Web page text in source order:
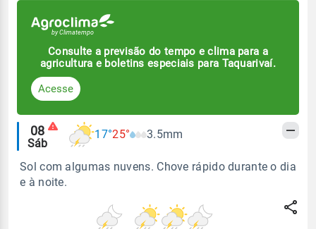
Consulte a previsão do tempo e clima para a
agricultura e boletins especiais para Taquarivaí.
Acesse
Alertas
meteorológicos
08
Sáb
17°25° 3.5mm
Sol com algumas nuvens. Chove rápido durante o dia
e à noite.